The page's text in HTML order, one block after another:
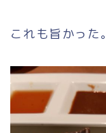
これも旨かった。